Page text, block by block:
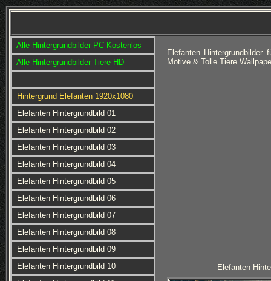
Alle Hintergrundbilder PC Kostenlos
Alle Hintergrundbilder Tiere HD
Hintergrund Elefanten 1920x1080
Elefanten Hintergrundbild 01
Elefanten Hintergrundbild 02
Elefanten Hintergrundbild 03
Elefanten Hintergrundbild 04
Elefanten Hintergrundbild 05
Elefanten Hintergrundbild 06
Elefanten Hintergrundbild 07
Elefanten Hintergrundbild 08
Elefanten Hintergrundbild 09
Elefanten Hintergrundbild 10
Elefanten
Motive & Tolle Tiere
Elefanten